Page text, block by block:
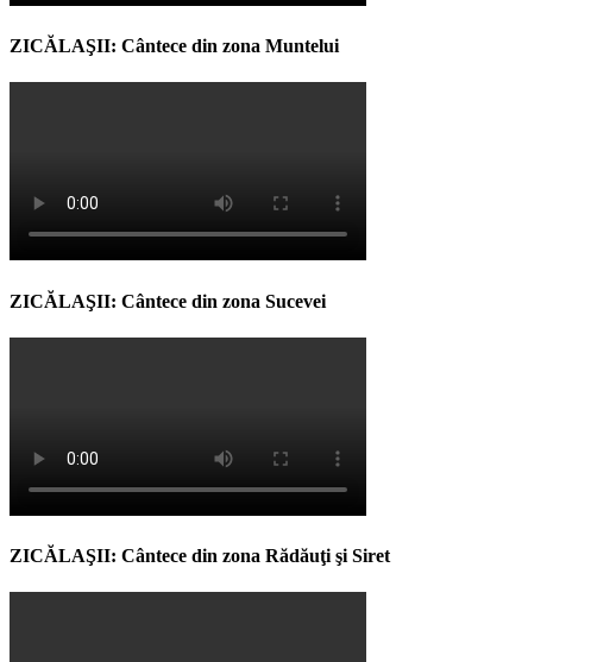
ZICĂLAŞII: Cântece din zona Muntelui
ZICĂLAŞII: Cântece din zona Sucevei
ZICĂLAŞII: Cântece din zona Rădăuţi şi Siret